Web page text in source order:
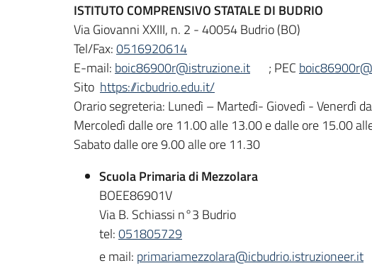
ISTITUTO COMPRENSIVO STATALEDI BUDRIO
Via Giovanni XXIII, n. 2 - 40054 Budrio (BO)
Tel/Fax:0516920614
E-mail: boic86900r@istruzione.it ; PEC
Sito https://icbudrio.edu.it/
Orario segreteria: Lunedì – Martedì- Giovedì - Venerdì
Mercoledì dalle ore 11.00 alle 13.00 e dalle ore 15.00
Sabato dalle ore 9.00 alle ore 11.30
Scuola Primaria diMezzolara
BOEE86901V
Via B. Schiassi n°3 Budrio
tel:051805729
e mail: primariamezzolara@icbudrio.istruzioneer.it